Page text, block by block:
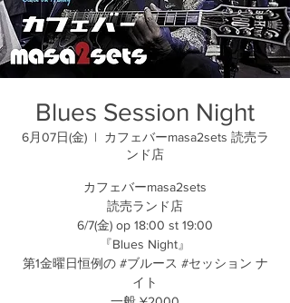
Blues Session Night
6月07日(金)
  |
カフェバーmasa2sets 読売ラ
ンド店
カフェバーmasa2sets
読売ランド店
6/7(金) op 18:00 st 19:00
『Blues Night』
第1金曜日恒例の #ブルース #セッション ナ
イト